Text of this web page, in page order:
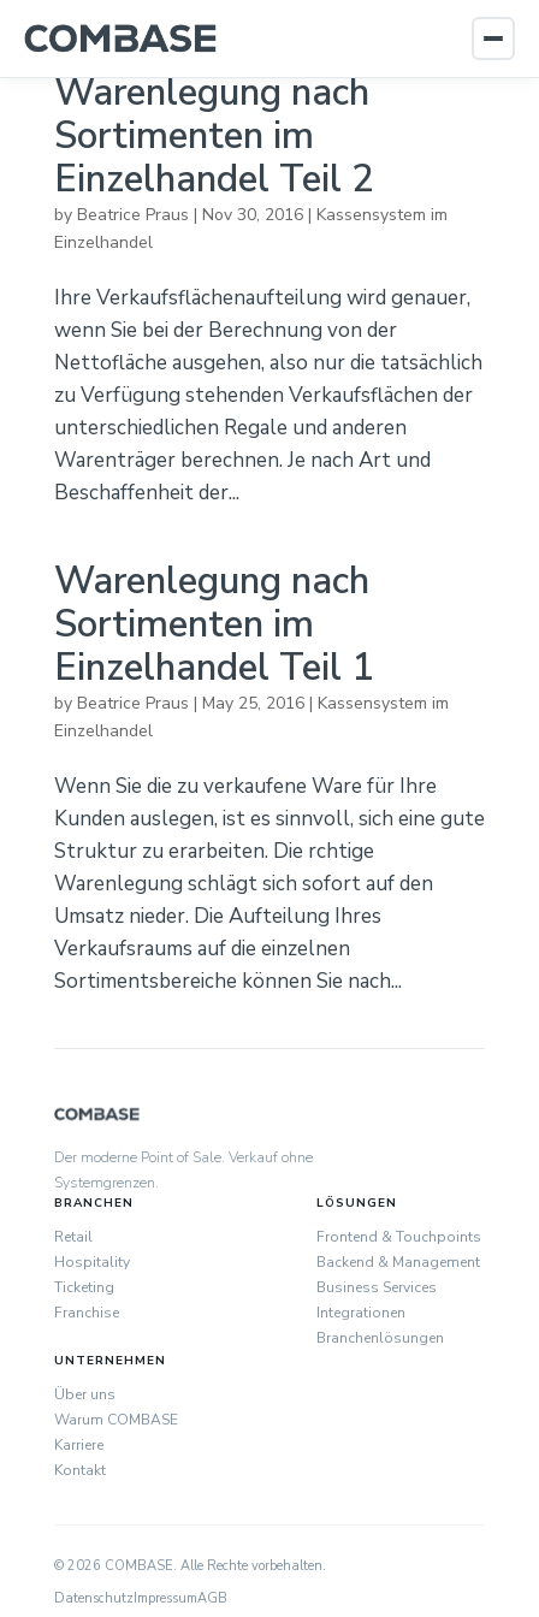
Warenlegung nach
Sortimenten im
Einzelhandel Teil 2
by Beatrice Praus | Nov 30, 2016| Kassensystem im
Einzelhandel
Ihre Verkaufsflächenaufteilung wird genauer,
wenn Sie bei der Berechnung von der
Nettofläche ausgehen, also nur die tatsächlich
zu Verfügung stehenden Verkaufsflächen der
unterschiedlichen Regale und anderen
Warenträger berechnen. Je nach Art und
Beschaffenheit der...
Warenlegung nach
Sortimenten im
Einzelhandel Teil 1
by Beatrice Praus | May 25, 2016| Kassensystem im
Einzelhandel
Wenn Sie die zu verkaufene Ware für Ihre
Kunden auslegen, ist es sinnvoll, sich eine gute
Struktur zu erarbeiten. Die rchtige
Warenlegung schlägt sich sofort auf den
Umsatz nieder. Die Aufteilung Ihres
Verkaufsraums auf die einzelnen
Sortimentsbereiche können Sie nach...
Der moderne Point of Sale. Verkauf ohne
Systemgrenzen.
BRANCHEN
Retail
Hospitality
Ticketing
Franchise
LÖSUNGEN
Frontend & Touchpoints
Backend & Management
Business Services
Integrationen
Branchenlösungen
UNTERNEHMEN
Über uns
Warum COMBASE
Karriere
Kontakt
© 2026 COMBASE. Alle Rechte vorbehalten.
DatenschutzImpressumAGB